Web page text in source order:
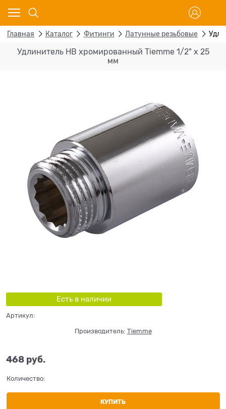
Главная Каталог Фитинги Латунные резьбовые
Удлинитель НВ хромированный Tiemme 1/2" х 25
мм
Есть в наличии
Артикул:
Производитель: Tiemme
468 руб.
Количество:
КУПИТЬ